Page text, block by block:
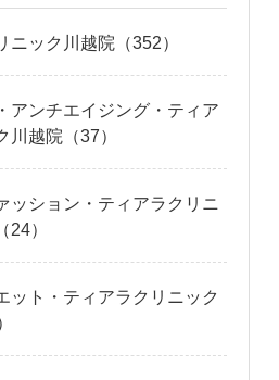
ニック川越院（352）
アンチエイジング・ティア
川越院（37）
ッション・ティアラクリニ
24）
ット・ティアラクリニック